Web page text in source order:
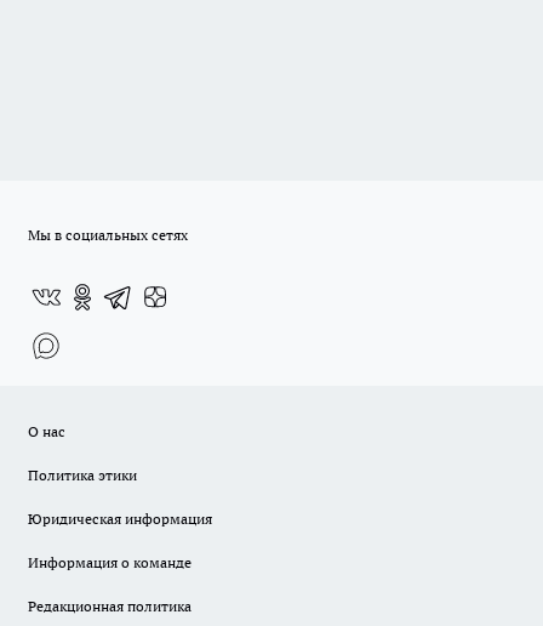
Мы в социальных сетях
О нас
Политика этики
Юридическая информация
Информация о команде
Редакционная политика